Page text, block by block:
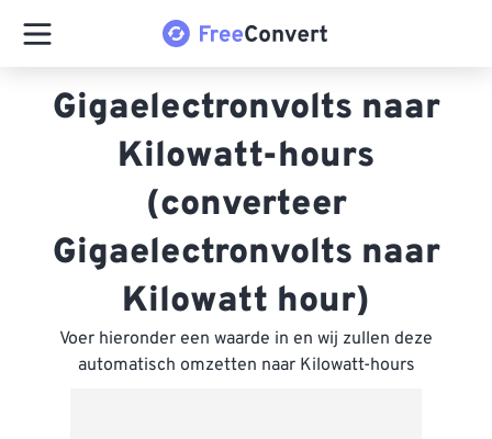
Gigaelectronvolts naar
Kilowatt-hours
(converteer
Gigaelectronvolts naar
Kilowatt hour)
Voer hieronder een waarde in en wij zullen deze
automatisch omzetten naar Kilowatt-hours